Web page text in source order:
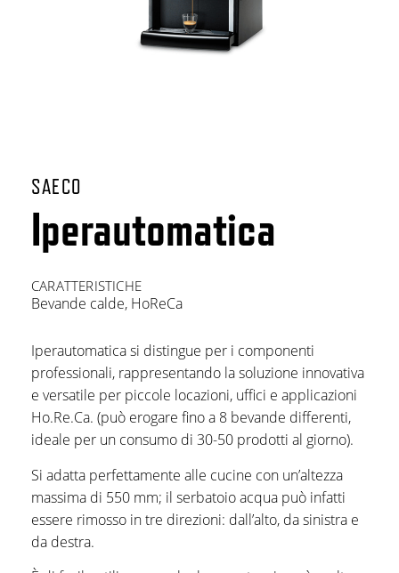
SAECO
Iperautomatica
CARATTERISTICHE
Bevande calde, HoReCa
Iperautomatica si distingue per i componenti
professionali, rappresentando la soluzione innovativa
e versatile per piccole locazioni, uffici e applicazioni
Ho.Re.Ca. (può erogare fino a 8 bevande differenti,
ideale per un consumo di 30-50 prodotti al giorno).
Si adatta perfettamente alle cucine con un’altezza
massima di 550 mm; il serbatoio acqua può infatti
essere rimosso in tre direzioni: dall’alto, da sinistra e
da destra.